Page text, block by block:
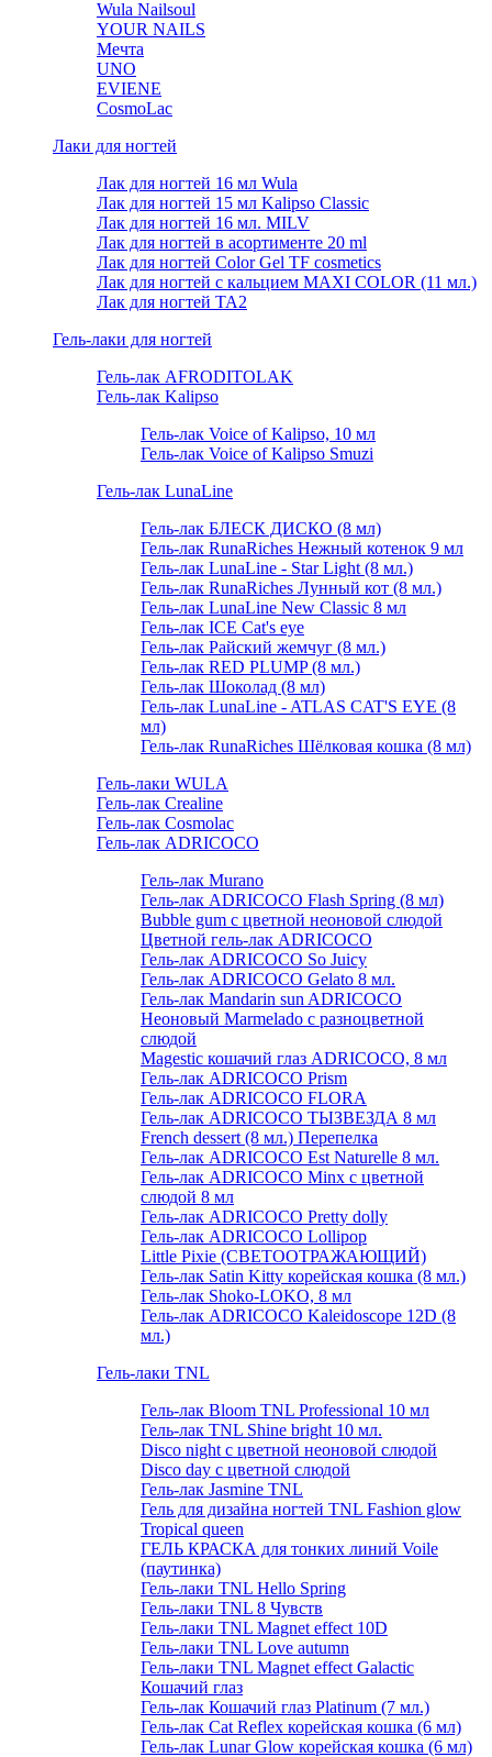
Wula Nailsoul
YOUR NAILS
Мечта
UNO
EVIENE
CosmoLac
Лаки для ногтей
Лак для ногтей 16 мл Wula
Лак для ногтей 15 мл Kalipso Classic
Лак для ногтей 16 мл. MILV
Лак для ногтей в асортименте 20 ml
Лак для ногтей Color Gel TF cosmetics
Лак для ногтей с кальцием MAXI COLOR (11 мл.)
Лак для ногтей TA2
Гель-лаки для ногтей
Гель-лак AFRODITOLAK
Гель-лак Kalipso
Гель-лак Voice of Kalipso, 10 мл
Гель-лак Voice of Kalipso Smuzi
Гель-лак LunaLine
Гель-лак БЛЕСК ДИСКО (8 мл)
Гель-лак RunaRiches Нежный котенок 9 мл
Гель-лак LunaLine - Star Light (8 мл.)
Гель-лак RunaRiches Лунный кот (8 мл.)
Гель-лак LunaLine New Classic 8 мл
Гель-лак ICE Cat's eye
Гель-лак Райский жемчуг (8 мл.)
Гель-лак RED PLUMP (8 мл.)
Гель-лак Шоколад (8 мл)
Гель-лак LunaLine - ATLAS CAT'S EYE (8
мл)
Гель-лак RunaRiches Шёлковая кошка (8 мл)
Гель-лаки WULA
Гель-лак Crealine
Гель-лак Cosmolac
Гель-лак ADRICOCO
Гель-лак Murano
Гель-лак ADRICOCO Flash Spring (8 мл)
Bubble gum с цветной неоновой слюдой
Цветной гель-лак ADRICOCO
Гель-лак ADRICOCO So Juicy
Гель-лак ADRICOCO Gelato 8 мл.
Гель-лак Mandarin sun ADRICOCO
Неоновый Marmelado с разноцветной
слюдой
Magestic кошачий глаз ADRICOCO, 8 мл
Гель-лак ADRICOCO Prism
Гель-лак ADRICOCO FLORA
Гель-лак ADRICOCO ТЫЗВЕЗДА 8 мл
French dessert (8 мл.) Перепелка
Гель-лак ADRICOCO Est Naturelle 8 мл.
Гель-лак ADRICOCO Minx с цветной
слюдой 8 мл
Гель-лак ADRICOCO Pretty dolly
Гель-лак ADRICOCO Lollipop
Little Pixie (СВЕТООТРАЖАЮЩИЙ)
Гель-лак Satin Kitty корейская кошка (8 мл.)
Гель-лак Shoko-LOKO, 8 мл
Гель-лак ADRICOCO Kaleidoscope 12D (8
мл.)
Гель-лаки TNL
Гель-лак Bloom TNL Professional 10 мл
Гель-лак TNL Shine bright 10 мл.
Disco night с цветной неоновой слюдой
Disco day с цветной слюдой
Гель-лак Jasmine TNL
Гель для дизайна ногтей TNL Fashion glow
Tropical queen
ГЕЛЬ КРАСКА для тонких линий Voile
(паутинка)
Гель-лаки TNL Hello Spring
Гель-лаки TNL 8 Чувств
Гель-лаки TNL Magnet effect 10D
Гель-лаки TNL Love autumn
Гель-лаки TNL Magnet effect Galactic
Кошачий глаз
Гель-лак Кошачий глаз Platinum (7 мл.)
Гель-лак Cat Reflex корейская кошка (6 мл)
Гель-лак Lunar Glow корейская кошка (6 мл)